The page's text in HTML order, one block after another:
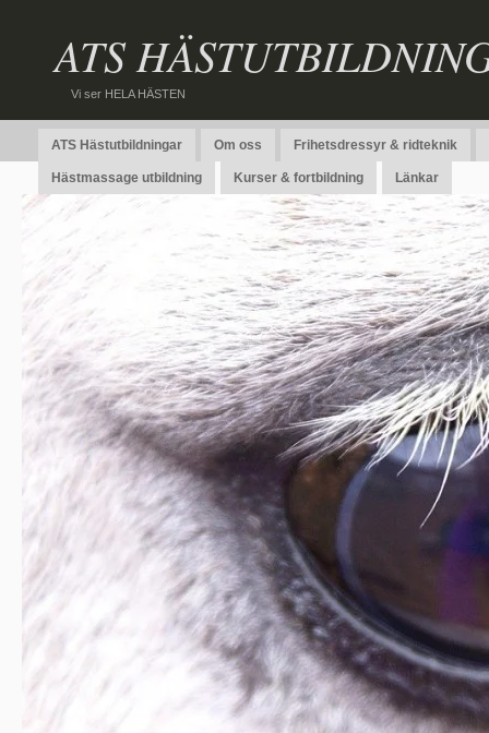
ATS
Vi ser HELA HÄSTEN
ATS Hästutbildningar Om oss Frihetsdressyr & ridteknik
Hästmassage utbildning Kurser & fortbildning Länkar